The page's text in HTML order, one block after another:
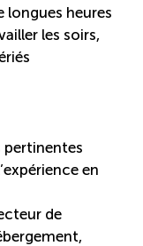
longues heures
les soirs,
pertinentes
en
de